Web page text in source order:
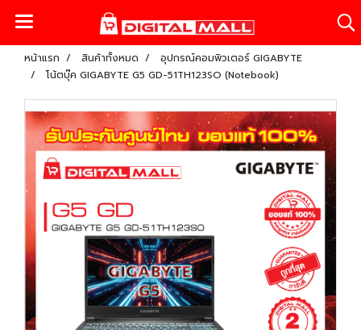
หน้าแรก สินค้าทั้งหมด
อุปกรณ์คอมพิวเตอร์ GIGABYTE
โน้ตบุ๊ค GIGABYTE G5 GD-51TH123SO (Notebook)